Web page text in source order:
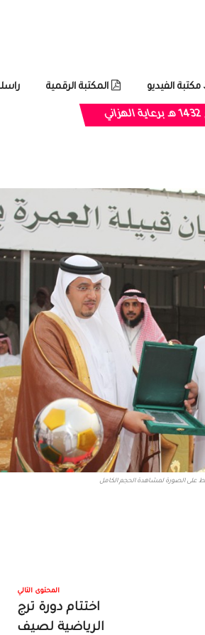
مكتبة الفيديو المكتبة الرقمية
على الصورة لمشاهدة الحجم الكامل
المحتوى التالي
اختتام دورة ترج
الرياضية لصيف